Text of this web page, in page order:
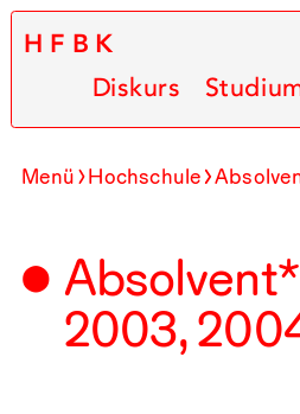
HFBK
Diskurs
Menü Hochschule
2003,